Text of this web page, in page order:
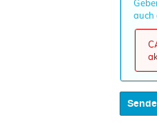
auch